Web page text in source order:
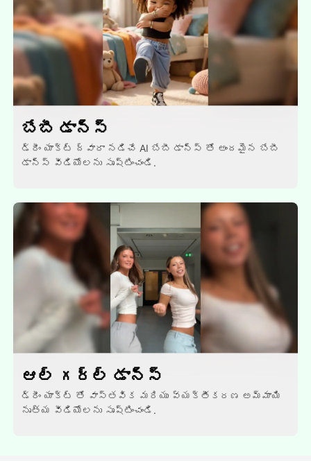
బేబీ డాన్స్
డ్రీం యాక్ట్ ద్వారా నడిచే AI బేబీ డాన్స్ తో అందమైన బేబీ
డాన్స్ వీడియోలను సృష్టించండి.
ఆల్ గర్ల్ డాన్స్
డ్రీం యాక్ట్ తో వాస్తవిక మరియు వ్యక్తీకరణ అమ్మాయి
నృత్య వీడియోలను సృష్టించండి.